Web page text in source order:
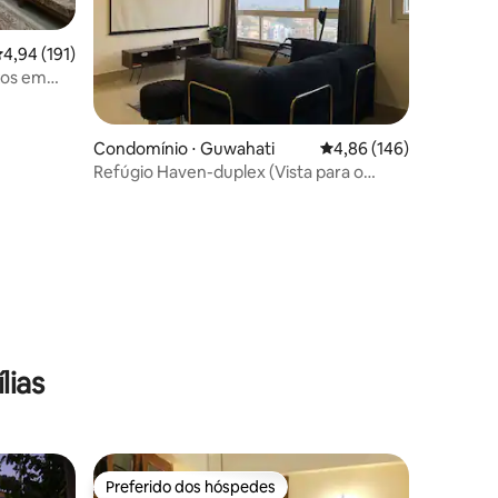
de uma avaliação média de 5, 191 avaliações
4,94 (191)
em
Condomínio ⋅ Guwahati 4,86 de uma avaliação
4,86 (146)
Refúgio Haven-duplex (Vista para o
Preferido dos hóspedes